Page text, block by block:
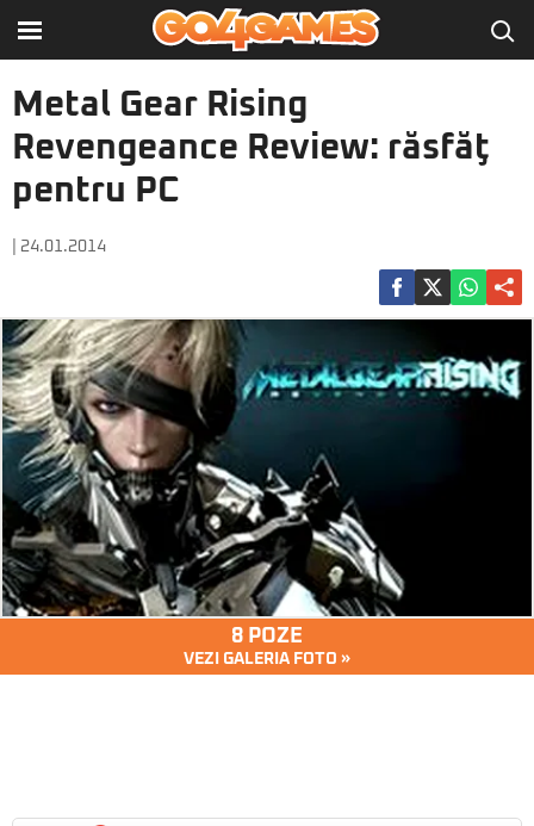
Metal Gear Rising
Revengeance Review: răsfăţ
pentru PC
| 24.01.2014
8 POZE
VEZI GALERIA FOTO »